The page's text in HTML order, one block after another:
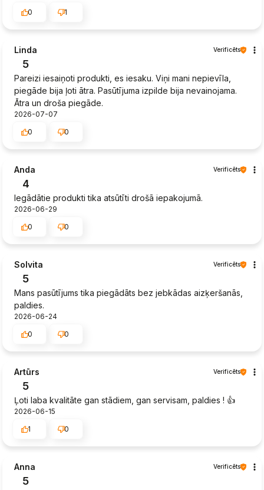
0
1
Linda Verificēts
5
Pareizi iesaiņoti produkti, es iesaku. Viņi mani nepievīla,
piegāde bija ļoti ātra. Pasūtījuma izpilde bija nevainojama.
Ātra un droša piegāde.
2026-07-07
0
0
Anda Verificēts
4
Iegādātie produkti tika atsūtīti drošā iepakojumā.
2026-06-29
0
0
Solvita Verificēts
5
Mans pasūtījums tika piegādāts bez jebkādas aizķeršanās,
paldies.
2026-06-24
0
0
Artūrs Verificēts
5
Ļoti laba kvalitāte gan stādiem, gan servisam, paldies ! 👍️
2026-06-15
1
0
Anna Verificēts
5